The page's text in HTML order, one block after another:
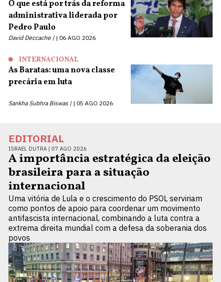
O que está por trás da reforma
administrativa liderada por
Pedro Paulo
David Deccache | 06 AGO 2026
INTERNACIONAL
As Baratas: uma nova classe
precária em luta
Sankha Subhra Biswas | 05 AGO 2026
EDITORIAL
ISRAEL DUTRA | 07 AGO 2026
A importância estratégica da eleição
brasileira para a situação
internacional
Uma vitória de Lula e o crescimento do PSOL serviriam
como pontos de apoio para coordenar um movimento
antifascista internacional, combinando a luta contra a
extrema direita mundial com a defesa da soberania dos
povos